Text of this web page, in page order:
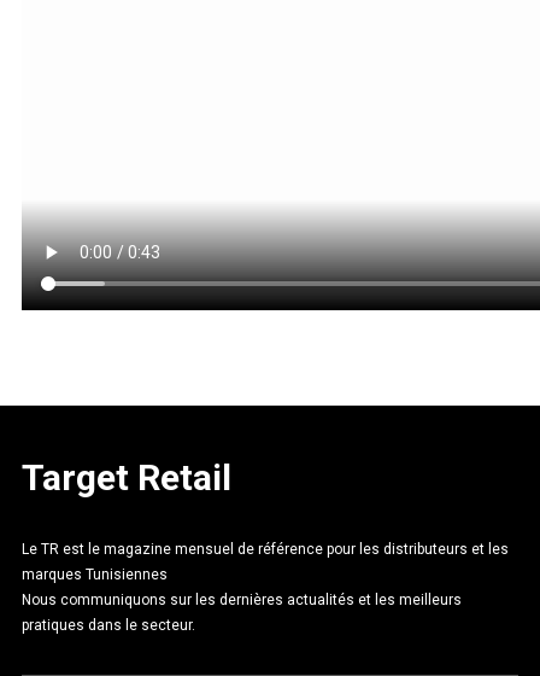
Target Retail
Le TR est le magazine mensuel de référence pour les distributeurs et les
marques Tunisiennes
Nous communiquons sur les dernières actualités et les meilleurs
pratiques dans le secteur.